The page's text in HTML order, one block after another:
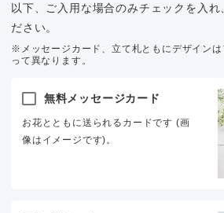
以下、ご入用な場合のみチェックを入れ
ださい。
※メッセージカード、立て札ともにデザインは
って異なります。
無料メッセージカード
お花とともに送られるカードです (画
像はイメージです)。